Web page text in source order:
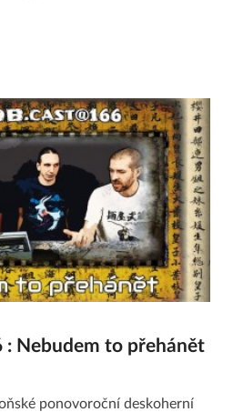
: Nebudem to přehánět
ponovoroční deskoherní